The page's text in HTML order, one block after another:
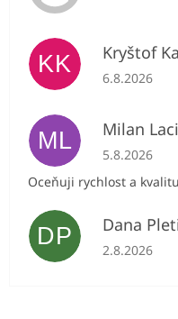
KK Kryštof
Hodnocení
6.8.2026
ML Milan
Hodnocení
5.8.2026
Oceňuji rychlost a
DP Dana
Hodnocení
2.8.2026